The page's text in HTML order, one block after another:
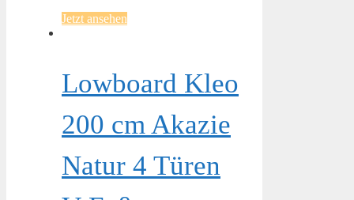
Jetzt ansehen
Lowboard Kleo
200 cm Akazie
Natur 4 Türen